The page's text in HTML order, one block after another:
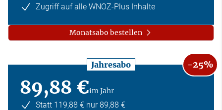
Zugriff auf alle WNOZ-Plus Inhalte
Monatsabo bestellen
Jahresabo -25%
89,88 €im Jahr
Statt 119,88 € nur 89,88 €